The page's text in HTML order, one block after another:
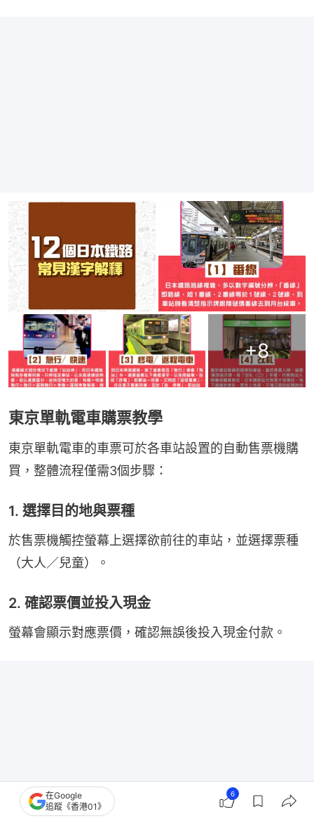
+8
東京單軌電車購票教學
東京單軌電車的車票可於各車站設置的自動售票機購
買，整體流程僅需3個步驟：
1. 選擇目的地與票種
於售票機觸控螢幕上選擇欲前往的車站，並選擇票種
（大人／兒童）。
2. 確認票價並投入現金
螢幕會顯示對應票價，確認無誤後投入現金付款。
在Google
追蹤《香港01》
6